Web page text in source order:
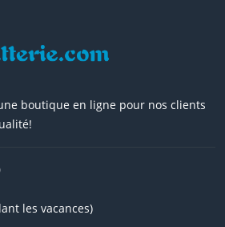
boutique en ligne pour nos clients
les vacances)